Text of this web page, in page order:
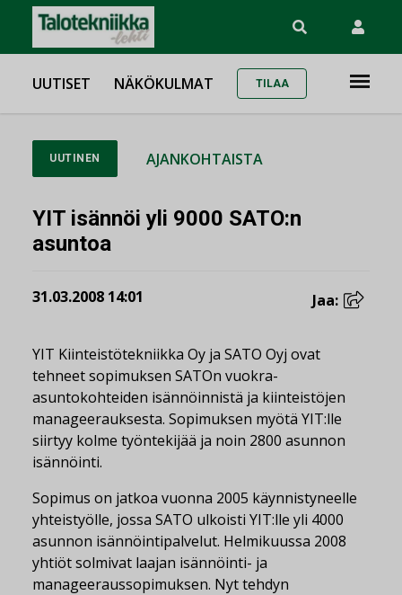
UUTISET NÄKÖKULMAT TILAA
UUTINEN AJANKOHTAISTA
YIT isännöi yli 9000 SATO:n
asuntoa
31.03.2008 14:01 Jaa:
YIT Kiinteistötekniikka Oy ja SATO Oyj ovat
tehneet sopimuksen SATOn vuokra-
asuntokohteiden isännöinnistä ja kiinteistöjen
manageerauksesta. Sopimuksen myötä YIT:lle
siirtyy kolme työntekijää ja noin 2800 asunnon
isännöinti.
Sopimus on jatkoa vuonna 2005 käynnistyneelle
yhteistyölle, jossa SATO ulkoisti YIT:lle yli 4000
asunnon isännöintipalvelut. Helmikuussa 2008
yhtiöt solmivat laajan isännöinti- ja
manageeraussopimuksen. Nyt tehdyn